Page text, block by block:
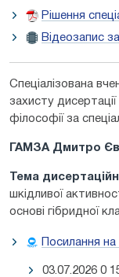
Рішення
Відеозапис
Спеціалізована
захисту
філософії за
ГАМЗА Дмитро
Тема
шкідливої
основі гібридної
Посилання
03.07.2026 0